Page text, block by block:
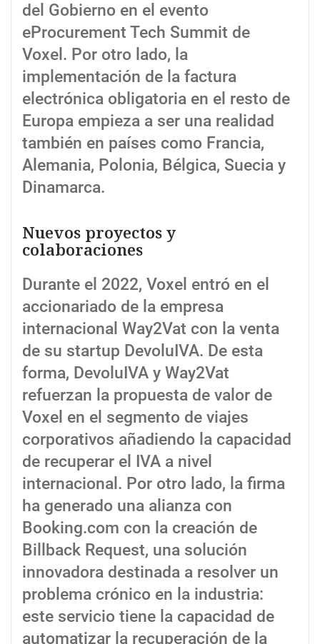
del Gobierno en el evento
eProcurement Tech Summit de
Voxel. Por otro lado, la
implementación de la factura
electrónica obligatoria en el resto de
Europa empieza a ser una realidad
también en países como Francia,
Alemania, Polonia, Bélgica, Suecia y
Dinamarca.
Nuevos proyectos y
colaboraciones
Durante el 2022, Voxel entró en el
accionariado de la empresa
internacional Way2Vat con la venta
de su startup DevoluIVA. De esta
forma, DevoluIVA y Way2Vat
refuerzan la propuesta de valor de
Voxel en el segmento de viajes
corporativos añadiendo la capacidad
de recuperar el IVA a nivel
internacional. Por otro lado, la firma
ha generado una alianza con
Booking.com con la creación de
Billback Request, una solución
innovadora destinada a resolver un
problema crónico en la industria:
este servicio tiene la capacidad de
automatizar la recuperación de la